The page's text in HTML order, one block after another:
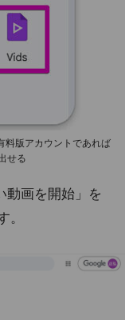
料版アカウントであれば
せる
動画を開始」を
。